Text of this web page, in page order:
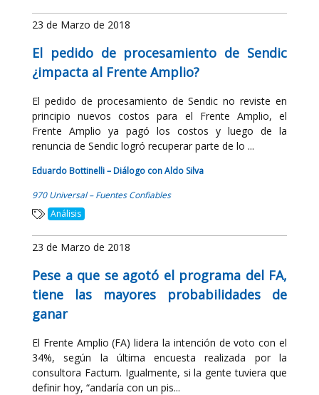
23 de Marzo de 2018
El pedido de procesamiento de Sendic
¿impacta al Frente Amplio?
El pedido de procesamiento de Sendic no reviste en
principio nuevos costos para el Frente Amplio, el
Frente Amplio ya pagó los costos y luego de la
renuncia de Sendic logró recuperar parte de lo ...
Eduardo Bottinelli – Diálogo con Aldo Silva
970 Universal – Fuentes Confiables
Análisis
23 de Marzo de 2018
Pese a que se agotó el programa del FA,
tiene las mayores probabilidades de
ganar
El Frente Amplio (FA) lidera la intención de voto con el
34%, según la última encuesta realizada por la
consultora Factum. Igualmente, si la gente tuviera que
definir hoy, “andaría con un pis...